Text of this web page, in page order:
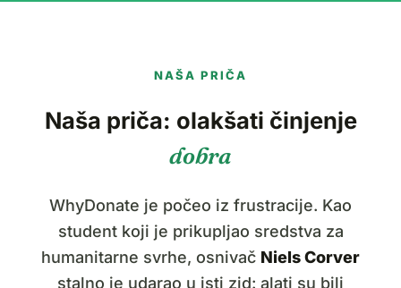
NAŠA PRIČA
Naša priča: olakšati činjenje
dobra
WhyDonate je počeo iz frustracije. Kao
student koji je prikupljao sredstva za
humanitarne svrhe, osnivač Niels Corver
stalno je udarao u isti zid: alati su bili